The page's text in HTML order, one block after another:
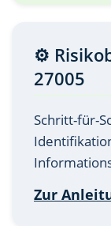
⚙️
27005
Schritt-für-
Zur